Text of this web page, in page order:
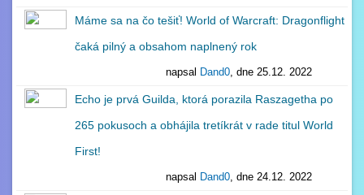
Máme sa na čo tešiť! World of Warcraft: Dragonflight
čaká pilný a obsahom naplnený rok
napsal Dand0, dne 25.12. 2022
Echo je prvá Guilda, ktorá porazila Raszagetha po
265 pokusoch a obhájila tretíkrát v rade titul World
First!
napsal Dand0, dne 24.12. 2022